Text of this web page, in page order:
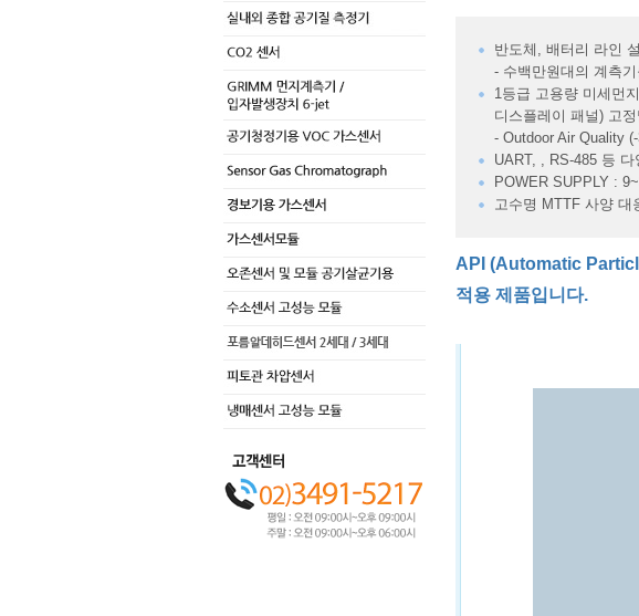
반도체, 배터리 라인
- 수백만원대의 계측
1등급 고용량 미세먼
디스플레이 패널) 고
- Outdoor Air Quality
UART, , RS-485 등
POWER SUPPLY :
고수명 MTTF 사양 대
API (Automatic
적용 제품입니다.